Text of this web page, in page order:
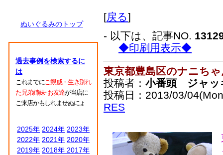
ぬいぐるみのトップ
過去事例を検索するに
は
これまでにご親戚・生き別れ
た兄弟姉妹･お友達が当店に
ご来店かもしれませぬにょ
2025年 2024年 2023年
2022年 2021年 2020年
2019年 2018年 2017年
[戻る]
- 以下は、記事NO.
◆印刷用表示◆
東京都豊島区のナニち
投稿者： 小番頭 ジャッ
投稿日：2013/03/
RES